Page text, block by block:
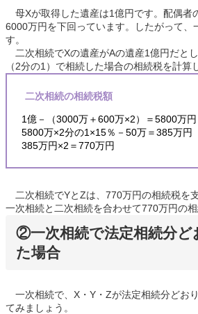
母Xが取得した遺産は1億円です。配偶者
6000万円を下回っています。したがって、
す。
二次相続でXの遺産がAの遺産1億円だと
（2分の1）で相続した場合の相続税を計算
二次相続の相続税額
1億－（3000万＋600万×2）＝5800万円
5800万×2分の1×15％－50万＝385万円
385万円×2＝770万円
二次相続でYとZは、770万円の相続税を
一次相続と二次相続を合わせて770万円の相
②一次相続で法定相続分ど
た場合
一次相続で、X・Y・Zが法定相続分どお
てみましょう。